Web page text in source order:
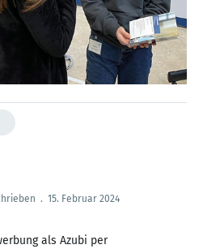
. 15. Februar 2024
als Azubi per